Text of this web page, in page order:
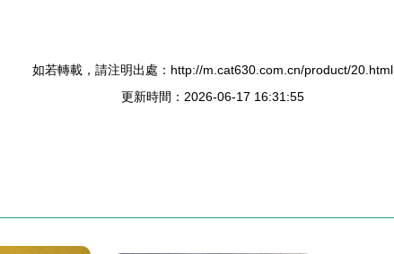
如若轉載，請注明出處：http://m.cat630.com.cn/product/20.html
更新時間：2026-06-17 16:31:55